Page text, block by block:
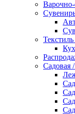
Текстиль
Садовая